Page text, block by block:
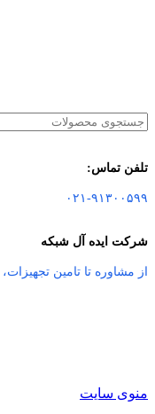
تلفن تماس:
۰۲۱-۹۱۳۰۰۵۹۹
شرکت ایده آل شبکه
از مشاوره تا تامین تجهیزات،
منوی سایت